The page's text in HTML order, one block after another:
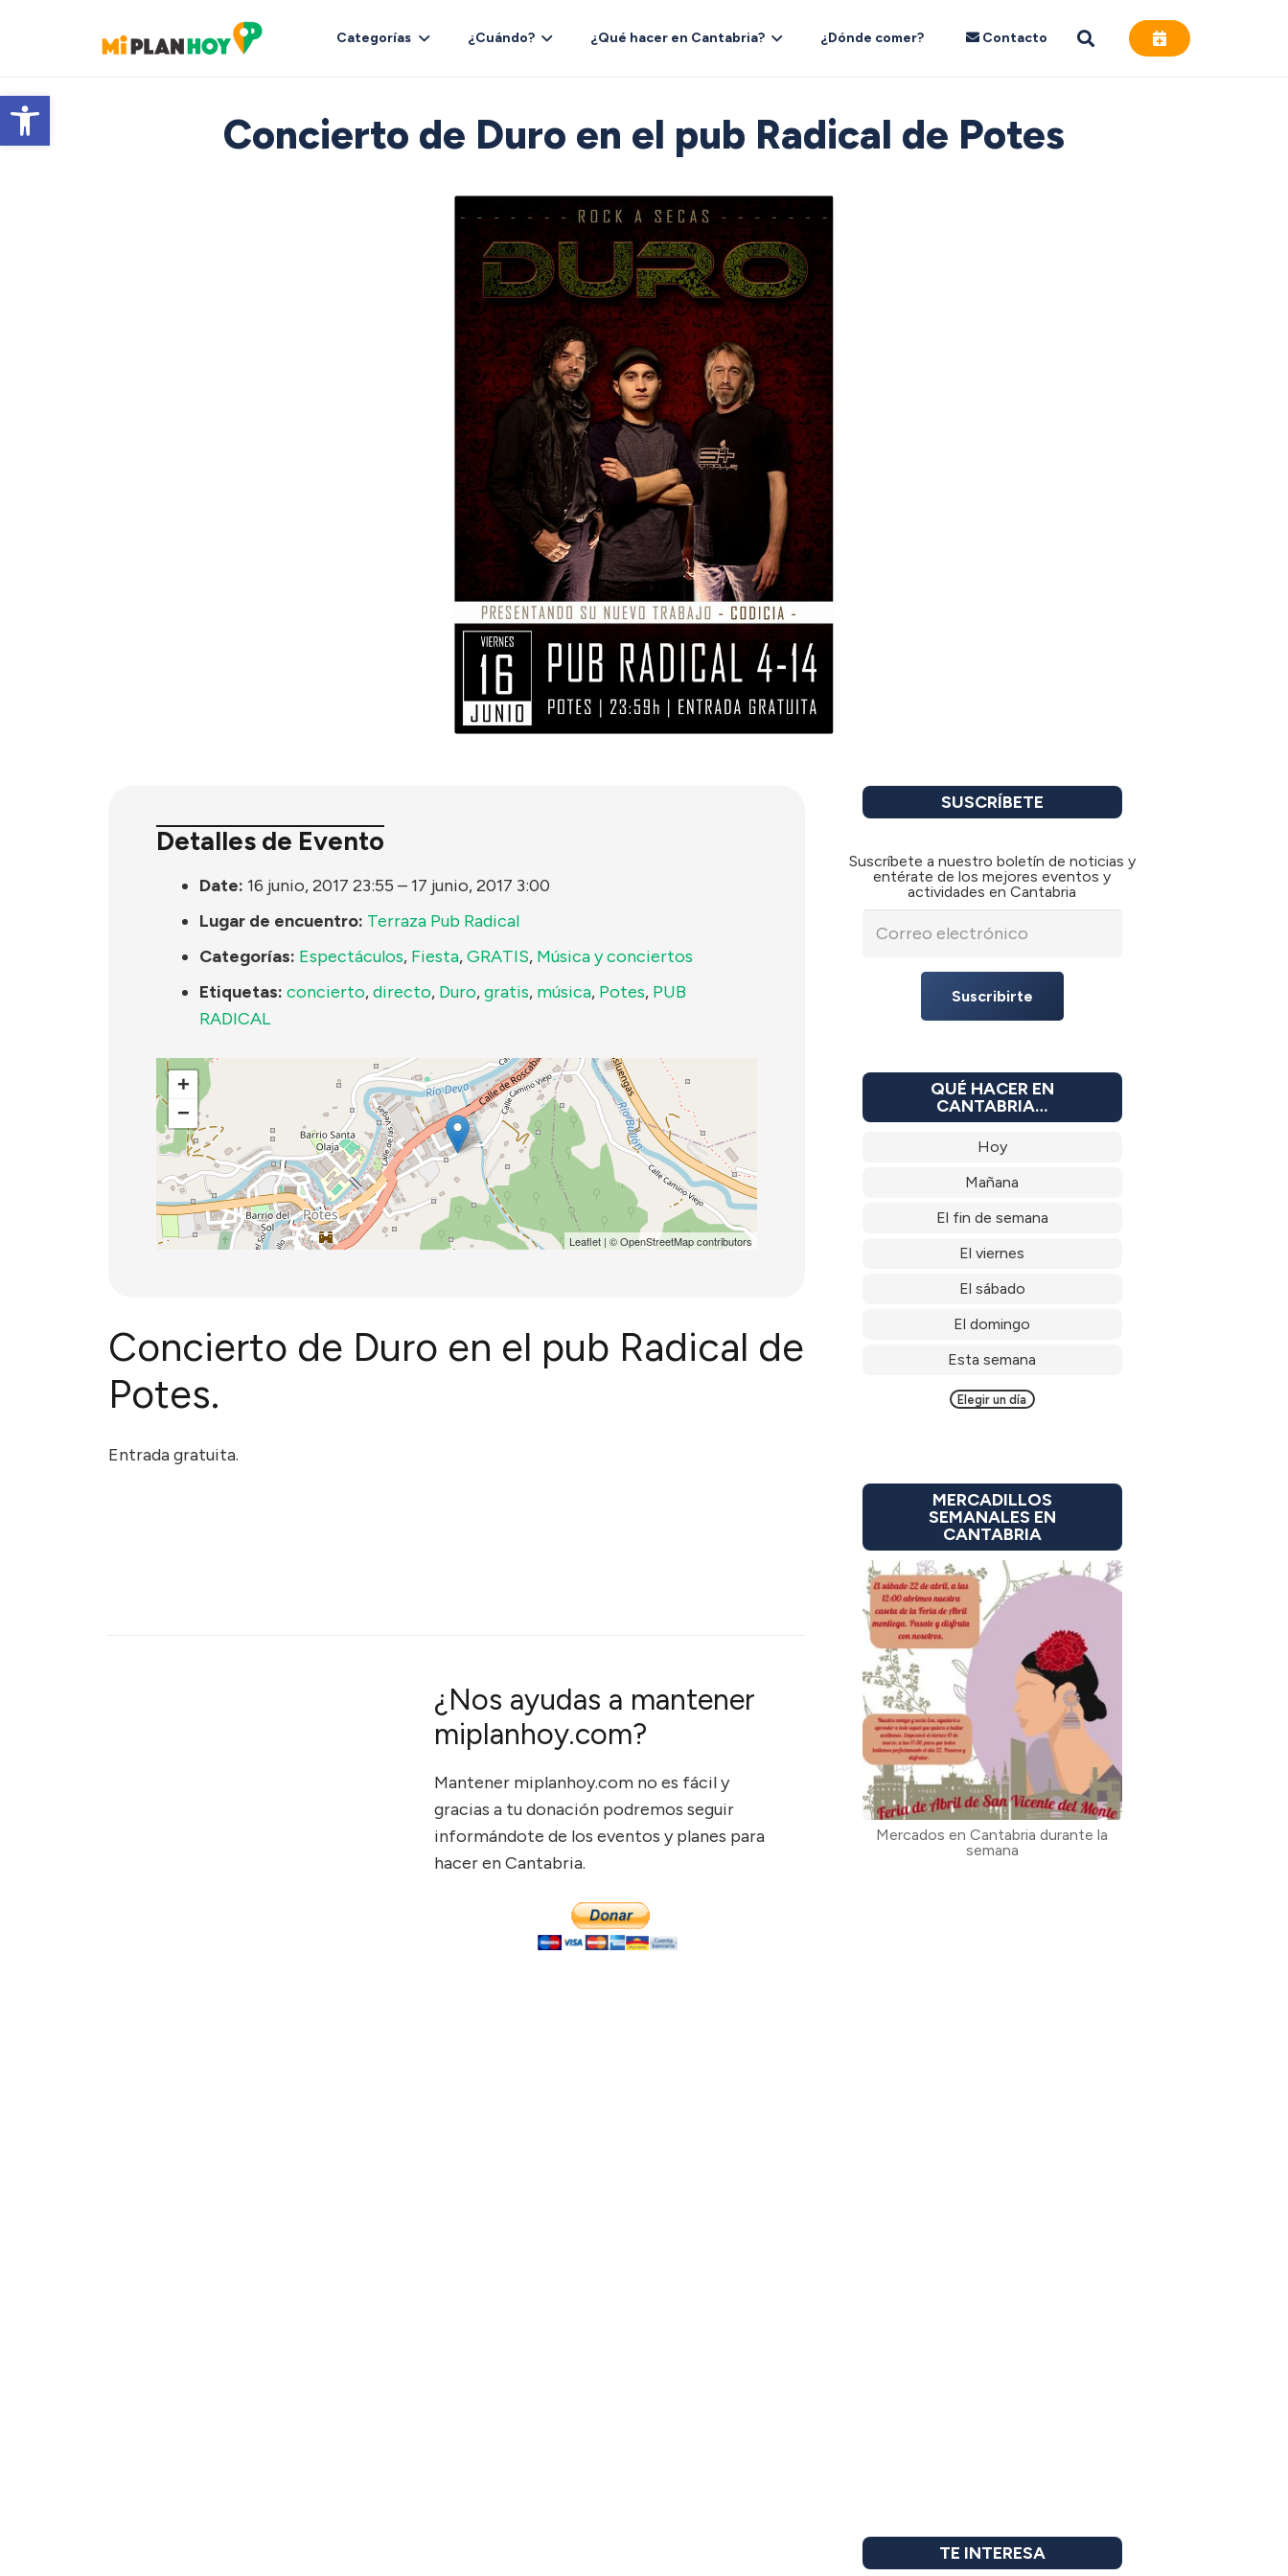
Abrir barra de herramientas
Categorías ¿Cuándo? ¿Qué hacer en Cantabria? ¿Dónde comer? Contacto
Concierto de Duro en el pub Radical de Potes
Detalles de Evento
Date: 16 junio, 2017 23:55 –17 junio, 2017 3:00
Lugar de encuentro: Terraza Pub Radical
Categorías: Espectáculos, Fiesta,GRATIS, Música y conciertos
Etiquetas: concierto,directo, Duro,gratis, música, Potes, PUB
RADICAL
+
−
Leaflet| ©OpenStreetMapcontributors
Concierto de Duro en el pub Radical de
Potes.
Entrada gratuita.
¿Nos ayudas a mantener
miplanhoy.com?
Mantener miplanhoy.com no es fácil y
gracias a tu donación podremos seguir
informándote de los eventos y planes para
hacer en Cantabria.
SUSCRÍBETE
Suscríbete a nuestro boletín de noticias y
entérate de los mejores eventos y
actividades en Cantabria
Suscribirte
QUÉ HACER EN
CANTABRIA…
Hoy
Mañana
El fin de semana
El viernes
El sábado
El domingo
Esta semana
Elegir un día
MERCADILLOS
SEMANALES EN
CANTABRIA
Mercados en Cantabria durante la
semana
TE INTERESA